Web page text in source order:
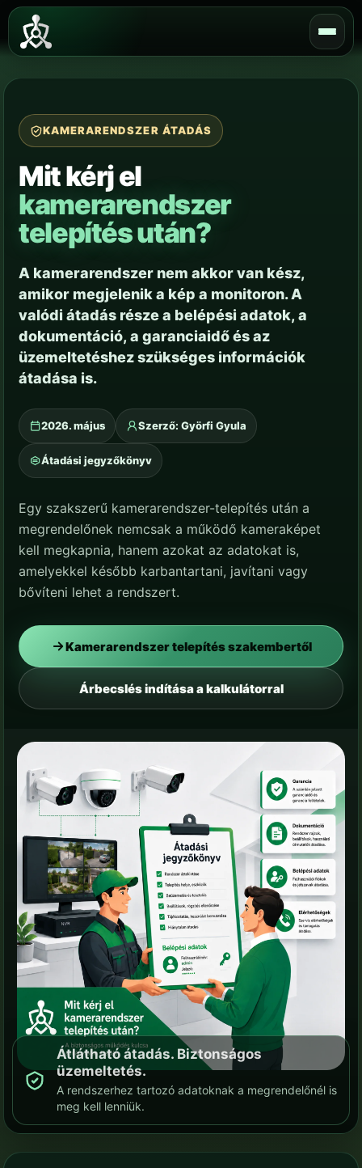
Skip
content
KAMERARENDSZER ÁTADÁS
Mit kérj el
kamerarendszer
telepítés után?
A kamerarendszer nem akkor van kész,
amikor megjelenik a kép a monitoron. A
valódi átadás része a belépési adatok, a
dokumentáció, a garanciaidő és az
üzemeltetéshez szükséges információk
átadása is.
2026. május Szerző: Györfi Gyula
Átadási jegyzőkönyv
Egy szakszerű kamerarendszer-telepítés után a
megrendelőnek nemcsak a működő kameraképet
kell megkapnia, hanem azokat az adatokat is,
amelyekkel később karbantartani, javítani vagy
bővíteni lehet a rendszert.
Kamerarendszer telepítés szakembertől
Árbecslés indítása a kalkulátorral
Átlátható átadás. Biztonságos
üzemeltetés.
A rendszerhez tartozó adatoknak a megrendelőnél is
meg kell lenniük.